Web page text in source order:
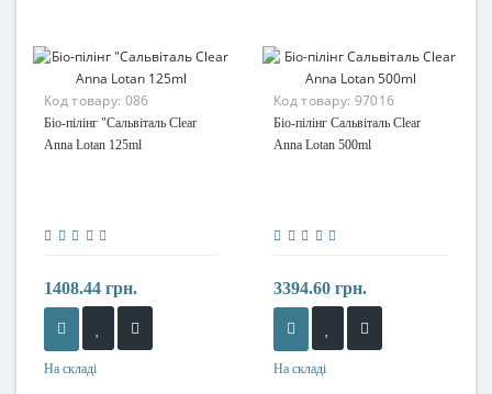
Код товару: 086
Біо-пілінг "Сальвіталь Clear
Anna Lotan 125ml
1408.44 грн.
На складі
Код товару: 97016
Біо-пілінг Сальвіталь Clear
Anna Lotan 500ml
3394.60 грн.
На складі